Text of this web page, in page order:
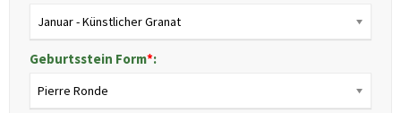
Januar - Künstlicher Granat
Geburtsstein Form*:
Pierre Ronde